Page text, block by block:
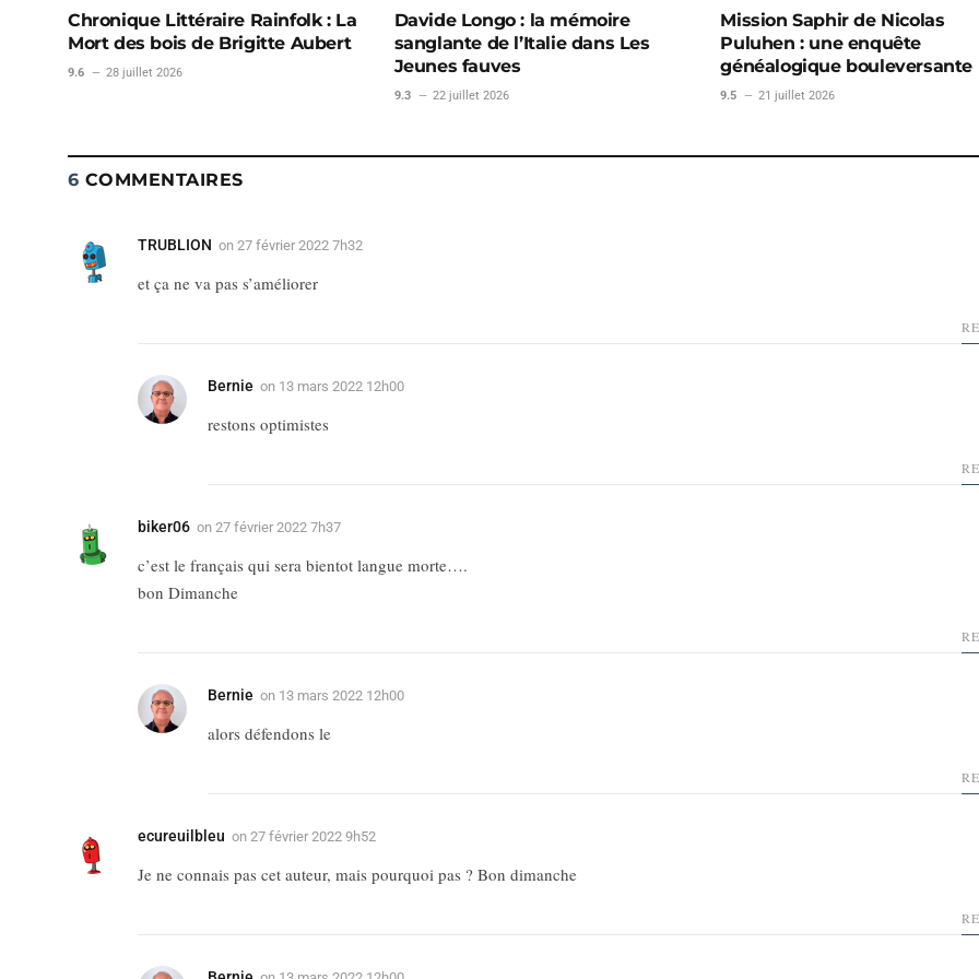
Chronique Littéraire Rainfolk : La
Mort des bois de Brigitte Aubert
9.6 28 juillet 2026
Davide Longo : la mémoire
sanglante de l’Italie dans Les
Jeunes fauves
9.3 22 juillet 2026
Mission Saphir de Nicolas
Puluhen : une enquête
généalogique bouleversante
9.5 21 juillet 2026
6 COMMENTAIRES
TRUBLION on 27 février 2022 7h32
et ça ne va pas s’améliorer
Bernie on 13 mars 2022 12h00
restons optimistes
biker06 on 27 février 2022 7h37
c’est le français qui sera bientot langue morte….
bon Dimanche
Bernie on 13 mars 2022 12h00
alors défendons le
ecureuilbleu on 27 février 2022 9h52
Je ne connais pas cet auteur, mais pourquoi pas ? Bon dimanche